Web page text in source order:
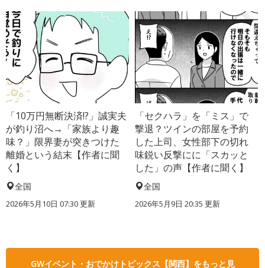
「10万円無断決済!?」誠実夫
が釣り沼へ→「家族より趣
味？」限界妻が突きつけた
離婚という結末【作者に聞
く】
全国
2026年5月10日 07:30 更新
「セクハラ」を「ミス」で
撃退？ツインの部屋を予約
した上司、女性部下の切れ
味鋭い反撃にに「スカッと
した」の声【作者に聞く】
全国
2026年5月9日 20:35 更新
GWイベント・おでかけトピックス【関西】をもっと見